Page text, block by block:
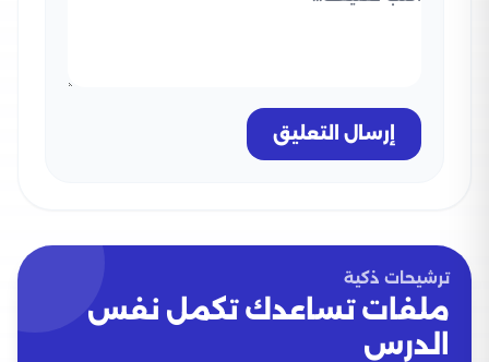
إرسال التعليق
ترشيحات ذكية
ملفات تساعدك تكمل نفس
الدرس